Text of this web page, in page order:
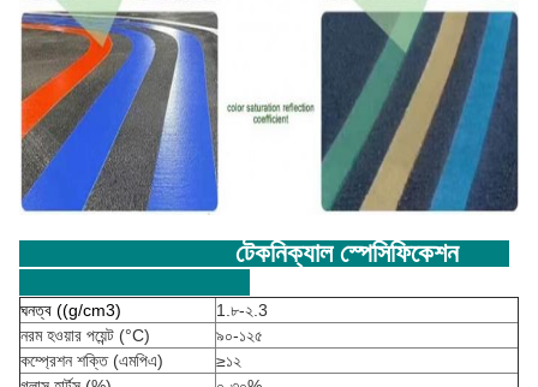
টেকনিক্যাল স্পেসিফিকেশন
ঘনত্ব ((g/cm3)
1.৮-২.3
নরম হওয়ার পয়েন্ট (°C)
৯০-১২৫
কম্প্রেশন শক্তি (এমপিএ)
≥১২